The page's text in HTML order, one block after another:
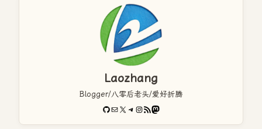
Laozhang
Blogger/八零后老头/爱好折腾
GitHub
电子邮件X Telegram
Instagram
RSS FeedMastodon